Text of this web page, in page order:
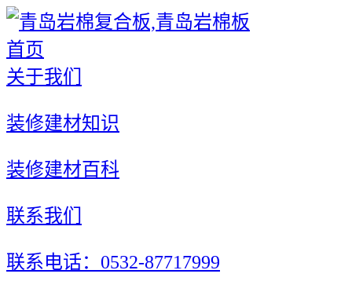
首页
关于我们
装修建材知识
装修建材百科
联系我们
联系电话：0532-87717999